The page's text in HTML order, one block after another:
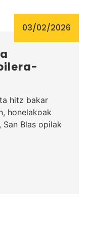
03/02/2026
hitz bakar
honelakoak
Blas opilak